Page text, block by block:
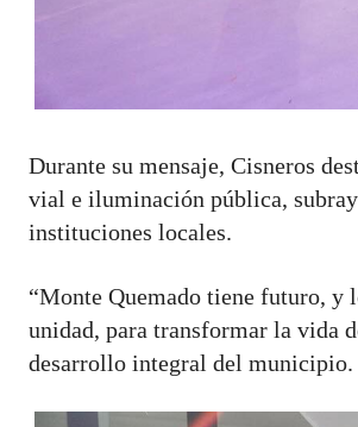
Durante su mensaje, Cisneros
vial e iluminación pública,
instituciones locales.
“Monte Quemado tiene futuro, y
unidad, para transformar la vida
desarrollo integral del municipio.